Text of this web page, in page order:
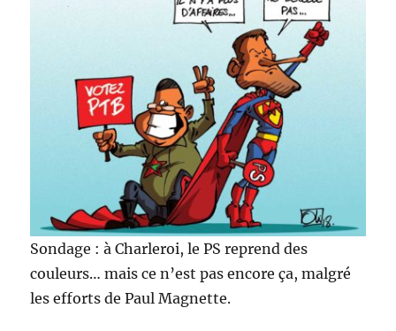
Sondage : à Charleroi, le PS reprend des
couleurs… mais ce n’est pas encore ça, malgré
les efforts de Paul Magnette.